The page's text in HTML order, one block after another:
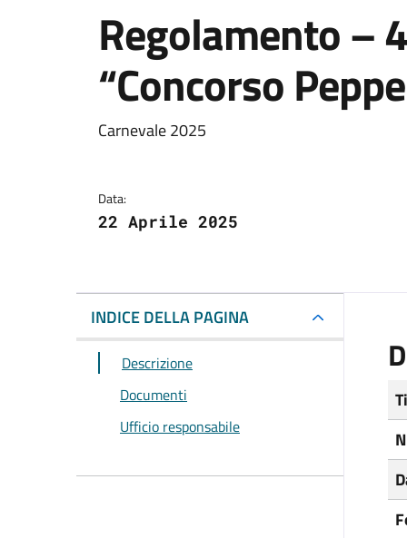
Regolamento –
“Concorso
Dettagli del
Carnevale 2025
Data:
22 Aprile 2025
INDICE DELLA PAGINA
Descrizione
Documenti
Ufficio responsabile